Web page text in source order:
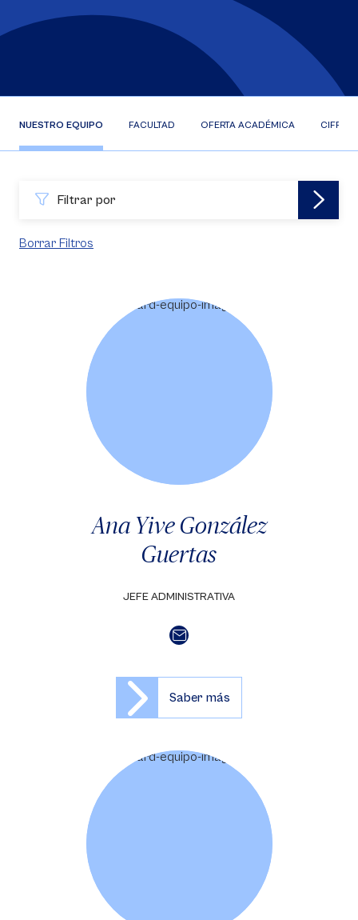
NUESTRO EQUIPO FACULTAD OFERTA ACADÉMICA CIFRAS
Filtrar por
Borrar Filtros
Ana Yive González
Guertas
JEFE ADMINISTRATIVA
Saber más